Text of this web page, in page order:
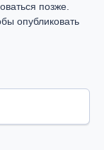
позже.
опубликовать